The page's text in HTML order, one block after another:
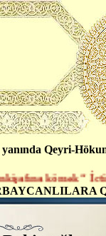
Qeyri-
kömək “